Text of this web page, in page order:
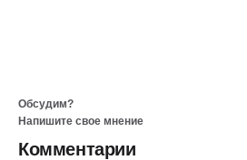
Обсудим?
Напишите свое мнение
Комментарии